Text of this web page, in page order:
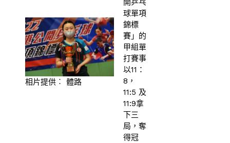
相片提供︰ 體路
開乒乓
球單項
錦標
賽」的
甲組單
打賽事
以11：
8，
11:5 及
11:9拿
下三
局，奪
得冠